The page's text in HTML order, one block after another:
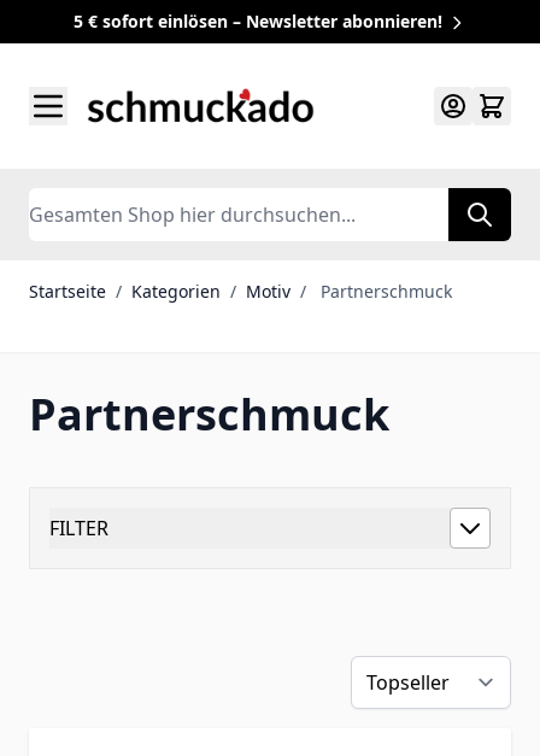
5 € sofort einlösen – Newsletter abonnieren!
Search
Startseite / Kategorien / Motiv / Partnerschmuck
Partnerschmuck
FILTER